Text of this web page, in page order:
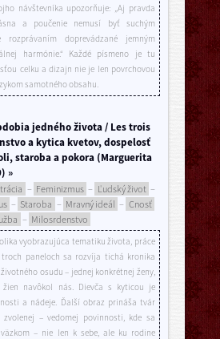
návštevníka upozorňuje: „Aj pravda
a poučenie nemusí byť suchým
rozprávaním doprevádzané jemným
harmónie.“ Každé písmeno je tu
celku a dizajn nie je len povrchovou
samotného obsahu.
jedného života / Les trois
a kytica kvetov, dospelosť
staroba a pokora (Marguerita
»
– Feminizmus – Ľudský život –
– Staroba – Mravný ideál – Cnosť
– Milosrdenstvo
vyobrazujúca tematiku života, práce
paneloch sa rozvíja tichá kronika
osudu – jednej konkrétnej ženy,
navôkol nás. Dievča s kyticou je
a nádeje. Ďalší obraz prináša tvár
– vedomej povinnosti, kde sa
– nie len k sebe, ale ku rodine